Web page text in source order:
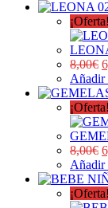
¡Oferta!
8,00€
Añadir
¡Oferta!
8,00€
Añadir
¡Oferta!